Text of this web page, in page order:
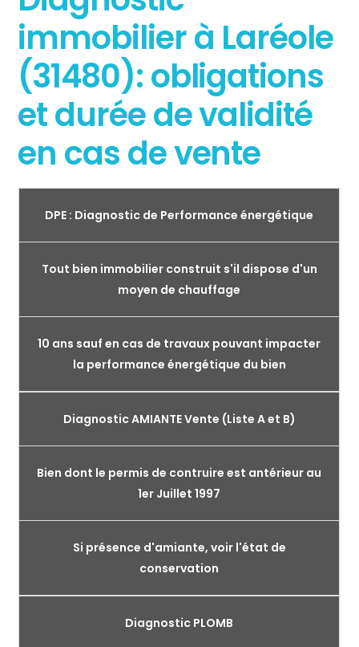
immobilier à Laréole
(31480): obligations
et durée de validité
en cas de vente
DPE : Diagnostic de Performance énergétique
Tout bien immobilier construit s'il dispose d'un
moyen de chauffage
10 ans sauf en cas de travaux pouvant impacter
la performance énergétique du bien
Diagnostic AMIANTE Vente (Liste A et B)
Bien dont le permis de contruire est antérieur au
1er Juillet 1997
Si présence d'amiante, voir l'état de
conservation
Diagnostic PLOMB